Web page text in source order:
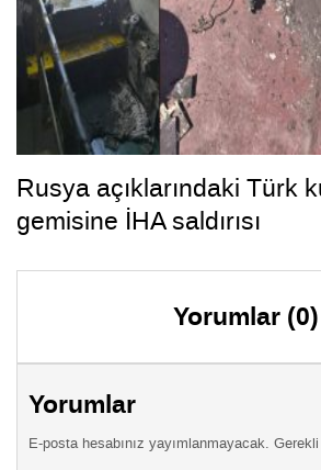
Rusya açıklarındaki Türk
gemisine İHA saldırısı
Yorumlar (0)
Yorumlar
E-posta hesabınız yayımlanmayacak.